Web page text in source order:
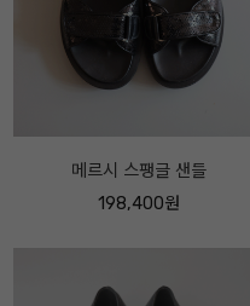
다이브 메쉬 메리제인 플랫 - 오너
추천- 젠지무드 일상 발렛코어-